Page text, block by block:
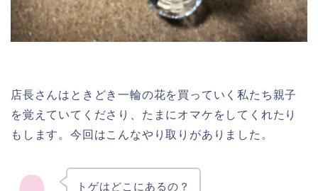
店長さんはときどき一輪の花を買っていく私たち親子
を覚えていてくださり、たまにオマケをしてくれたり
もします。今回はこんなやり取りがありました。
トゲはどこにあるの？